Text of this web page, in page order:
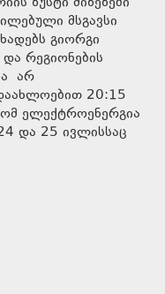
მსგავსი
გიორგი
რეგიონების
არ
20:15
ელექტროენერგია
და 25 ივლისსაც